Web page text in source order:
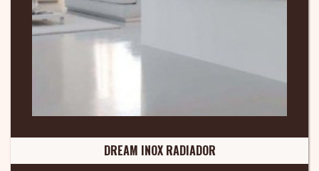
DREAM INOX RADIADOR